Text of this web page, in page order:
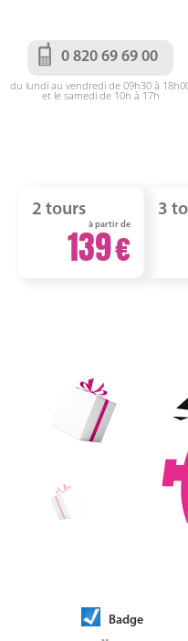
0 820 69 69 00
du lundi au vendredi de 09h30 à
et le samedi de 10h à 17h
2 tours
à partir de
139
3
Badge